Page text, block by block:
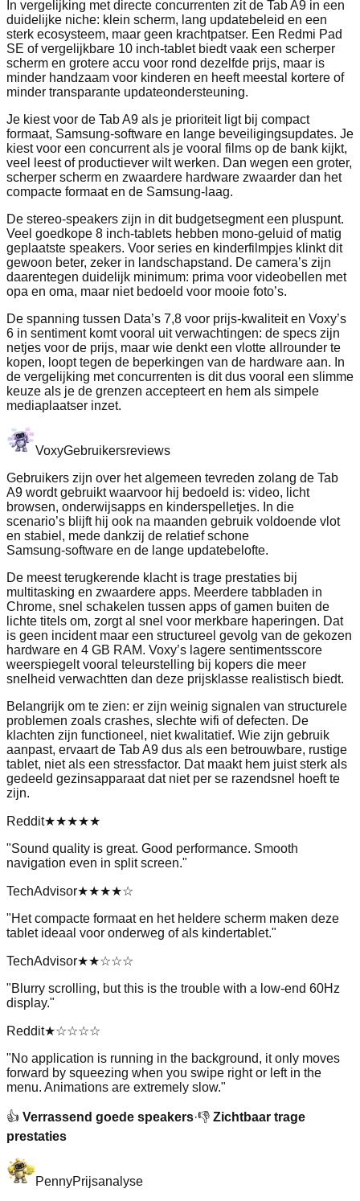
In vergelijking met directe concurrenten zit de Tab A9 in een
duidelijke niche: klein scherm, lang updatebeleid en een
sterk ecosysteem, maar geen krachtpatser. Een Redmi Pad
SE of vergelijkbare 10 inch‑tablet biedt vaak een scherper
scherm en grotere accu voor rond dezelfde prijs, maar is
minder handzaam voor kinderen en heeft meestal kortere of
minder transparante updateondersteuning.
Je kiest voor de Tab A9 als je prioriteit ligt bij compact
formaat, Samsung‑software en lange beveiligingsupdates. Je
kiest voor een concurrent als je vooral films op de bank kijkt,
veel leest of productiever wilt werken. Dan wegen een groter,
scherper scherm en zwaardere hardware zwaarder dan het
compacte formaat en de Samsung‑laag.
De stereo‑speakers zijn in dit budgetsegment een pluspunt.
Veel goedkope 8 inch‑tablets hebben mono‑geluid of matig
geplaatste speakers. Voor series en kinderfilmpjes klinkt dit
gewoon beter, zeker in landschapstand. De camera’s zijn
daarentegen duidelijk minimum: prima voor videobellen met
opa en oma, maar niet bedoeld voor mooie foto’s.
De spanning tussen Data’s 7,8 voor prijs‑kwaliteit en Voxy’s
6 in sentiment komt vooral uit verwachtingen: de specs zijn
netjes voor de prijs, maar wie denkt een vlotte allrounder te
kopen, loopt tegen de beperkingen van de hardware aan. In
de vergelijking met concurrenten is dit dus vooral een slimme
keuze als je de grenzen accepteert en hem als simpele
mediaplaatser inzet.
VoxyGebruikersreviews
Gebruikers zijn over het algemeen tevreden zolang de Tab
A9 wordt gebruikt waarvoor hij bedoeld is: video, licht
browsen, onderwijsapps en kinderspelletjes. In die
scenario’s blijft hij ook na maanden gebruik voldoende vlot
en stabiel, mede dankzij de relatief schone
Samsung‑software en de lange updatebelofte.
De meest terugkerende klacht is trage prestaties bij
multitasking en zwaardere apps. Meerdere tabbladen in
Chrome, snel schakelen tussen apps of gamen buiten de
lichte titels om, zorgt al snel voor merkbare haperingen. Dat
is geen incident maar een structureel gevolg van de gekozen
hardware en 4 GB RAM. Voxy’s lagere sentimentsscore
weerspiegelt vooral teleurstelling bij kopers die meer
snelheid verwachtten dan deze prijsklasse realistisch biedt.
Belangrijk om te zien: er zijn weinig signalen van structurele
problemen zoals crashes, slechte wifi of defecten. De
klachten zijn functioneel, niet kwalitatief. Wie zijn gebruik
aanpast, ervaart de Tab A9 dus als een betrouwbare, rustige
tablet, niet als een stressfactor. Dat maakt hem juist sterk als
gedeeld gezinsapparaat dat niet per se razendsnel hoeft te
zijn.
Reddit★★★★★
"Sound quality is great. Good performance. Smooth
navigation even in split screen."
TechAdvisor★★★★☆
"Het compacte formaat en het heldere scherm maken deze
tablet ideaal voor onderweg of als kindertablet."
TechAdvisor★★☆☆☆
"Blurry scrolling, but this is the trouble with a low-end 60Hz
display."
Reddit★☆☆☆☆
"No application is running in the background, it only moves
forward by squeezing when you swipe right or left in the
menu. Animations are extremely slow."
👍 Verrassend goede speakers·👎 Zichtbaar trage
prestaties
PennyPrijsanalyse